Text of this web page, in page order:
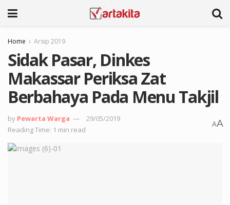
Home Arsip 2019
Sidak Pasar, Dinkes
Makassar Periksa Zat
Berbahaya Pada Menu Takjil
by Pewarta Warga
29/05/2019
Reading Time: 1 min read
AA